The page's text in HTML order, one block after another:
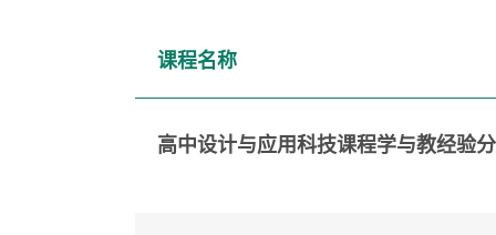
课程名称
高中设计与应用科技课程学与教经验